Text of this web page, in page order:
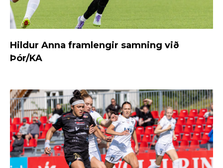
Hildur Anna framlengir samning við
Þór/KA